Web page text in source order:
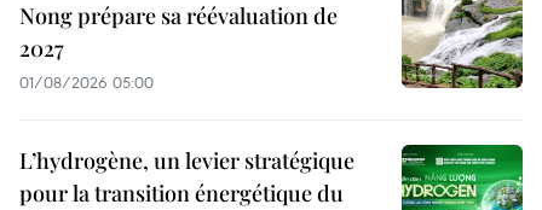
Nong prépare sa réévaluation de
2027
01/08/2026 05:00
L’hydrogène, un levier stratégique
pour la transition énergétique du